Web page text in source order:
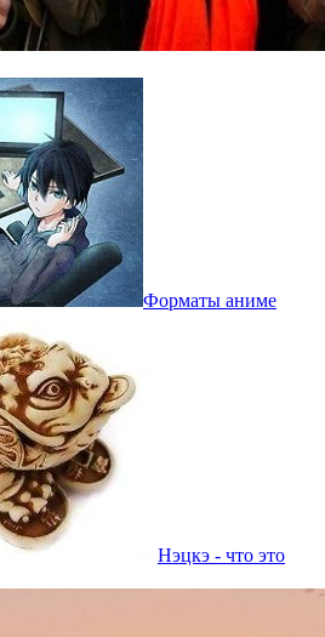
Форматы аниме
Нэцкэ - что это